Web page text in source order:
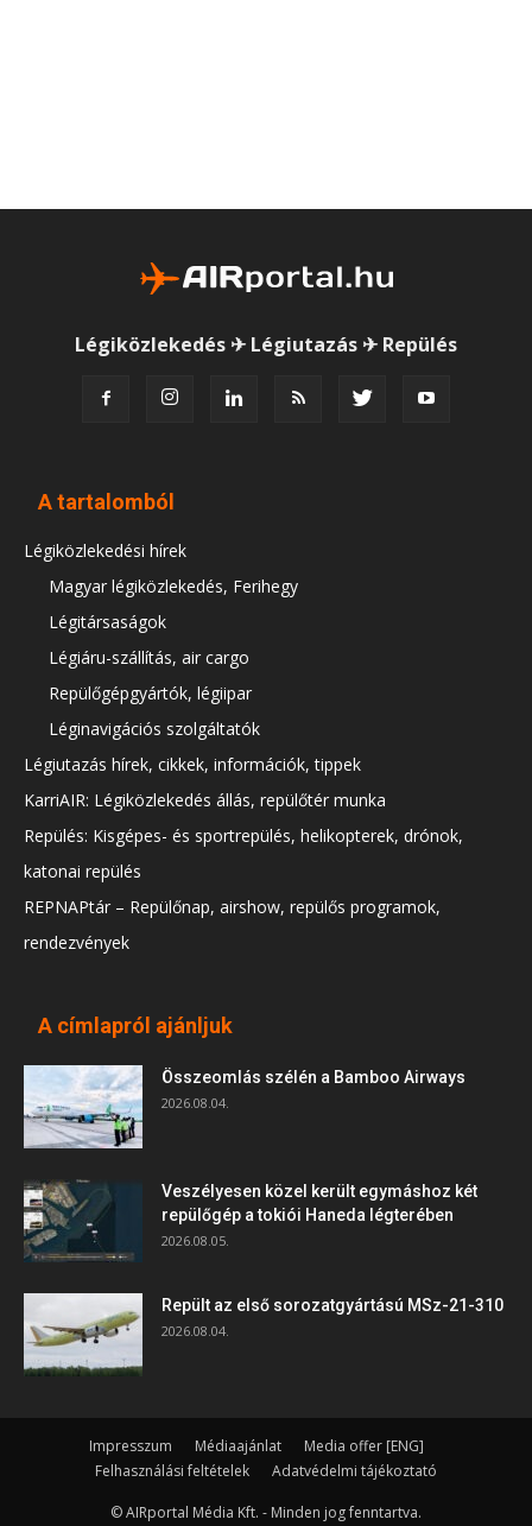
Légiközlekedés ✈ Légiutazás ✈ Repülés
A tartalomból
Légiközlekedési hírek
Magyar légiközlekedés, Ferihegy
Légitársaságok
Légiáru-szállítás, air cargo
Repülőgépgyártók, légiipar
Léginavigációs szolgáltatók
Légiutazás hírek, cikkek, információk, tippek
KarriAIR: Légiközlekedés állás, repülőtér munka
Repülés: Kisgépes- és sportrepülés, helikopterek, drónok,
katonai repülés
REPNAPtár – Repülőnap, airshow, repülős programok,
rendezvények
A címlapról ajánljuk
Összeomlás szélén a Bamboo Airways
2026.08.04.
Veszélyesen közel került egymáshoz két
repülőgép a tokiói Haneda légterében
2026.08.05.
Repült az első sorozatgyártású MSz-21-310
2026.08.04.
Impresszum Médiaajánlat
Media offer [ENG]
Felhasználási feltételek
Adatvédelmi tájékoztató
© AIRportal Média Kft. - Minden jog fenntartva.